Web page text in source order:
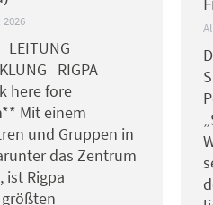
RIGPA
here fore
Mit einem
und Gruppen in
das Zentrum
ist Rigpa